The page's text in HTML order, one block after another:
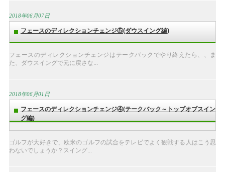
2018年06月07日
フェースのディレクションチェンジ⑤(ダウスイング編)
フェースのディレクションチェンジはテークバックでやり終えたら、、ま
た、ダウスイングで元に戻さな...
2018年06月01日
フェースのディレクションチェンジ④(テークバック～トップオブスイン
グ編)
ゴルフが大好きで、欧米のゴルフの試合をテレビでよく観戦する人はこう思
わないでしょうか？スイング...